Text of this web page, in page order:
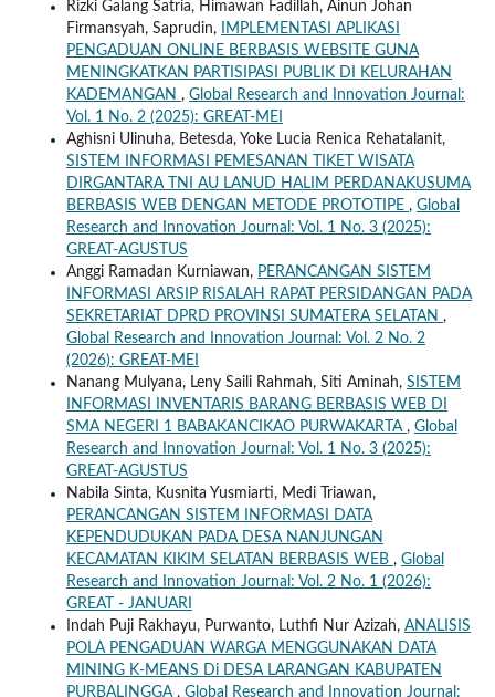
Rizki Galang Satria, Himawan Fadillah, Ainun Johan
Firmansyah, Saprudin,
IMPLEMENTASI APLIKASI
PENGADUAN ONLINE BERBASIS WEBSITE GUNA
MENINGKATKAN PARTISIPASI PUBLIK DI KELURAHAN
KADEMANGAN , Global Research and Innovation Journal:
Vol. 1 No. 2 (2025): GREAT-MEI
Aghisni Ulinuha, Betesda, Yoke Lucia Renica Rehatalanit,
SISTEM INFORMASI PEMESANAN TIKET WISATA
DIRGANTARA TNI AU LANUD HALIM PERDANAKUSUMA
BERBASIS WEB DENGAN METODE PROTOTIPE , Global
Research and Innovation Journal: Vol. 1 No. 3 (2025):
GREAT-AGUSTUS
Anggi Ramadan Kurniawan, PERANCANGAN SISTEM
INFORMASI ARSIP RISALAH RAPAT PERSIDANGAN PADA
SEKRETARIAT DPRD PROVINSI SUMATERA SELATAN ,
Global Research and Innovation Journal: Vol. 2 No. 2
(2026): GREAT-MEI
Nanang Mulyana, Leny Saili Rahmah, Siti Aminah, SISTEM
INFORMASI INVENTARIS BARANG BERBASIS WEB DI
SMA NEGERI 1 BABAKANCIKAO PURWAKARTA , Global
Research and Innovation Journal: Vol. 1 No. 3 (2025):
GREAT-AGUSTUS
Nabila Sinta, Kusnita Yusmiarti, Medi Triawan,
PERANCANGAN SISTEM INFORMASI DATA
KEPENDUDUKAN PADA DESA NANJUNGAN
KECAMATAN KIKIM SELATAN BERBASIS WEB , Global
Research and Innovation Journal: Vol. 2 No. 1 (2026):
GREAT - JANUARI
Indah Puji Rakhayu, Purwanto, Luthfi Nur Azizah, ANALISIS
POLA PENGADUAN WARGA MENGGUNAKAN DATA
MINING K-MEANS Di DESA LARANGAN KABUPATEN
PURBALINGGA , Global Research and Innovation Journal: